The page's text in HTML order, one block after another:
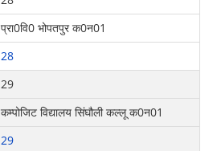
प्रा0वि0 भोपतपुर क0न01
28
29
कम्पोजिट विद्यालय सिंघौली कल्‍लू क0न01
29